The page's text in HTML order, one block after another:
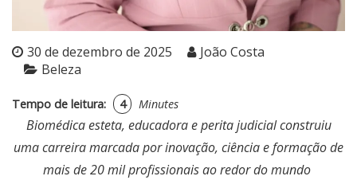
30 de dezembro de 2025
João Costa
Beleza
Tempo de leitura: 4 Minutes
Biomédica esteta, educadora e perita judicial construiu
uma carreira marcada por inovação, ciência e formação de
mais de 20 mil profissionais ao redor do mundo